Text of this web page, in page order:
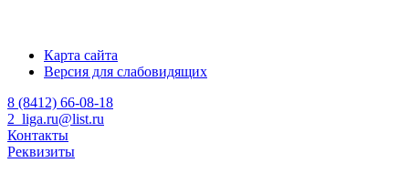
Карта сайта
Версия для слабовидящих
8 (8412) 66-08-18
2_liga.ru@list.ru
Контакты
Реквизиты